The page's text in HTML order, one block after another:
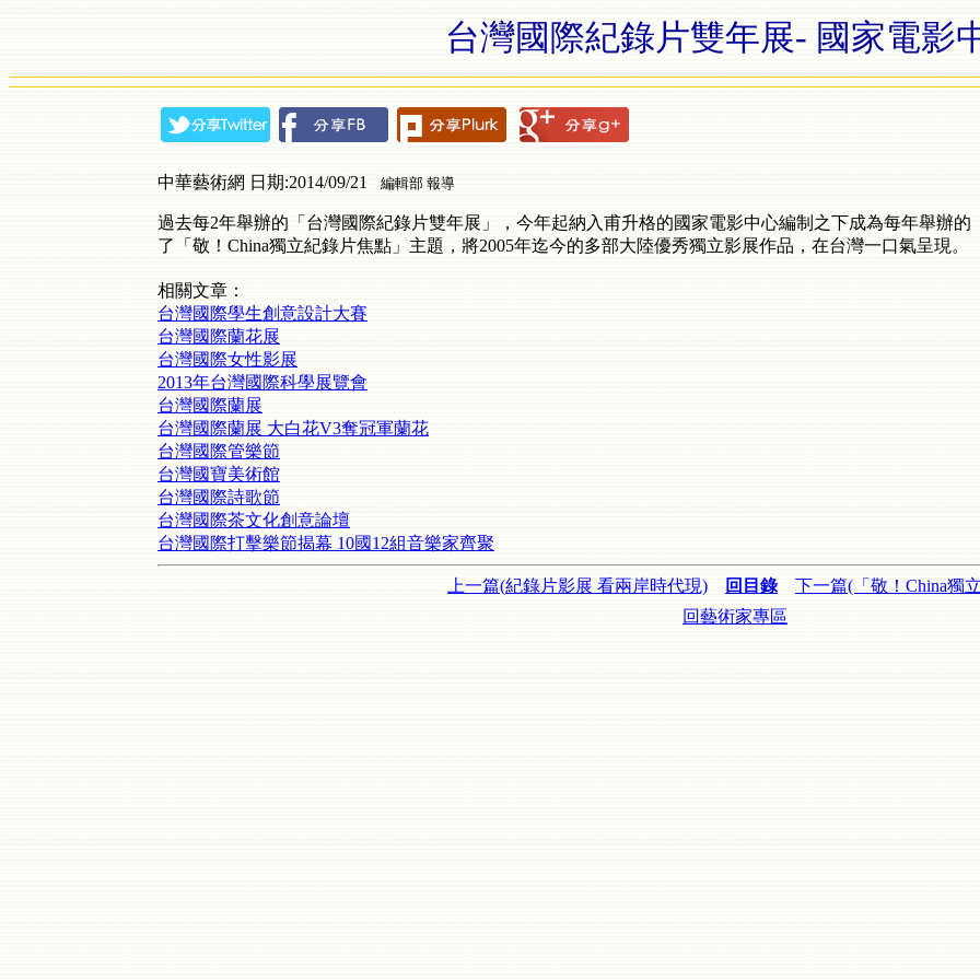
台灣國際紀錄片雙年展- 國家電影
中華藝術網 日期:2014/09/21 編輯部 報導
過去每2年舉辦的「台灣國際紀錄片雙年展」，今年起納入甫升格的國家電影中心編制之下成為每年舉辦
了「敬！China獨立紀錄片焦點」主題，將2005年迄今的多部大陸優秀獨立影展作品，在台灣一口氣呈現。
相關文章：
台灣國際學生創意設計大賽
台灣國際蘭花展
台灣國際女性影展
2013年台灣國際科學展覽會
台灣國際蘭展
台灣國際蘭展 大白花V3奪冠軍蘭花
台灣國際管樂節
台灣國寶美術館
台灣國際詩歌節
台灣國際茶文化創意論壇
台灣國際打擊樂節揭幕 10國12組音樂家齊聚
上一篇(紀錄片影展 看兩岸時代現) 回目錄
下一篇(「敬！China獨
回藝術家專區